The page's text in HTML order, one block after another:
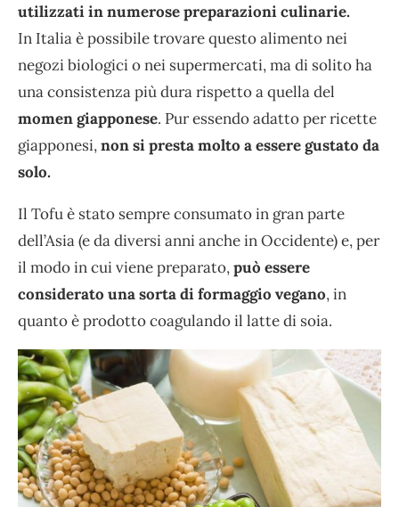
utilizzati in numerose preparazioni culinarie.
In Italia è possibile trovare questo alimento nei
negozi biologici o nei supermercati, ma di solito ha
una consistenza più dura rispetto a quella del
momen giapponese. Pur essendo adatto per ricette
giapponesi,non si presta molto a essere gustato da
solo.
Il Tofu è stato sempre consumato in gran parte
dell’Asia (e da diversi anni anche in Occidente) e, per
il modo in cui viene preparato,può essere
considerato una sorta di formaggio vegano, in
quanto è prodotto coagulando il latte di soia.